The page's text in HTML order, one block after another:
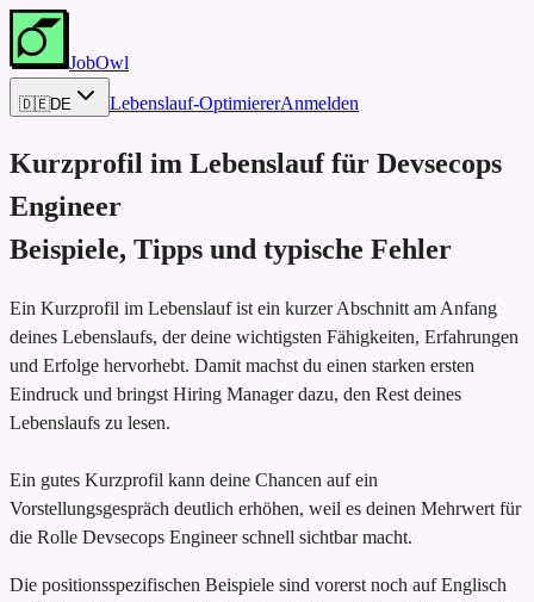
JobOwl
🇩🇪DE Lebenslauf-OptimiererAnmelden
Kurzprofil im Lebenslauf für Devsecops
Engineer
Beispiele, Tipps und typische Fehler
Ein Kurzprofil im Lebenslauf ist ein kurzer Abschnitt am Anfang
deines Lebenslaufs, der deine wichtigsten Fähigkeiten, Erfahrungen
und Erfolge hervorhebt. Damit machst du einen starken ersten
Eindruck und bringst Hiring Manager dazu, den Rest deines
Lebenslaufs zu lesen.
Ein gutes Kurzprofil kann deine Chancen auf ein
Vorstellungsgespräch deutlich erhöhen, weil es deinen Mehrwert für
die Rolle Devsecops Engineer schnell sichtbar macht.
Die positionsspezifischen Beispiele sind vorerst noch auf Englisch